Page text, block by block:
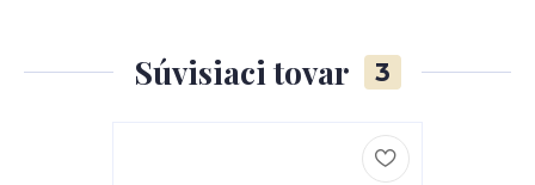
Súvisiaci tovar 3